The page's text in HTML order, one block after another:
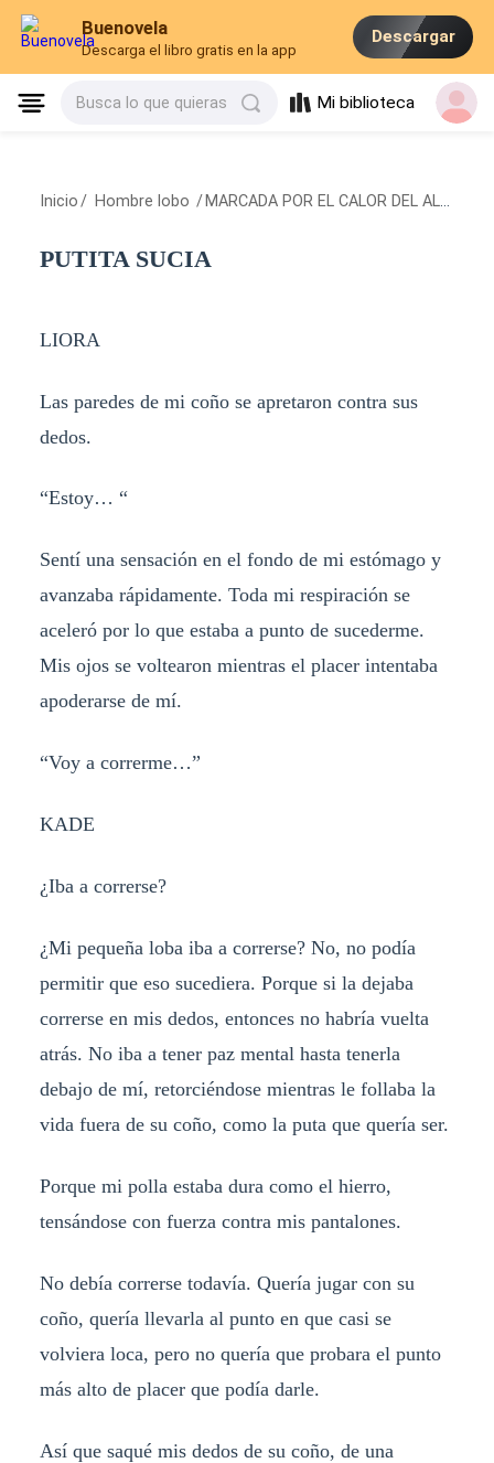
Buenovela
Descarga el libro gratis en la app
Descargar
Busca lo que quieras Mi biblioteca
Inicio / Hombre lobo / MARCADA POR EL CALOR DEL ALFA
PUTITA SUCIA
LIORA
Las paredes de mi coño se apretaron contra sus
dedos.
“Estoy… “
Sentí una sensación en el fondo de mi estómago y
avanzaba rápidamente. Toda mi respiración se
aceleró por lo que estaba a punto de sucederme.
Mis ojos se voltearon mientras el placer intentaba
apoderarse de mí.
“Voy a correrme…”
KADE
¿Iba a correrse?
¿Mi pequeña loba iba a correrse? No, no podía
permitir que eso sucediera. Porque si la dejaba
correrse en mis dedos, entonces no habría vuelta
atrás. No iba a tener paz mental hasta tenerla
debajo de mí, retorciéndose mientras le follaba la
vida fuera de su coño, como la puta que quería ser.
Porque mi polla estaba dura como el hierro,
tensándose con fuerza contra mis pantalones.
No debía correrse todavía. Quería jugar con su
coño, quería llevarla al punto en que casi se
volviera loca, pero no quería que probara el punto
más alto de placer que podía darle.
Así que saqué mis dedos de su coño, de una